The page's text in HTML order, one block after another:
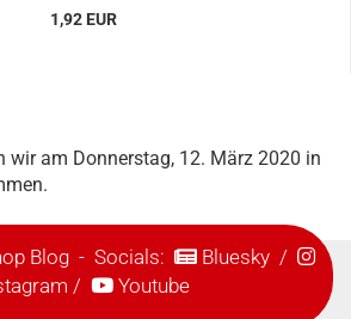
1,92 EUR
wir am Donnerstag, 12. März 2020 in
Blog- Socials: Bluesky/
/ Youtube